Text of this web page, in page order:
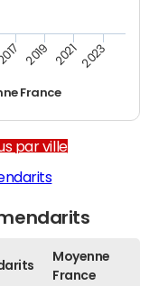
France
2019 2021 2023
par ville
Moyenne
France